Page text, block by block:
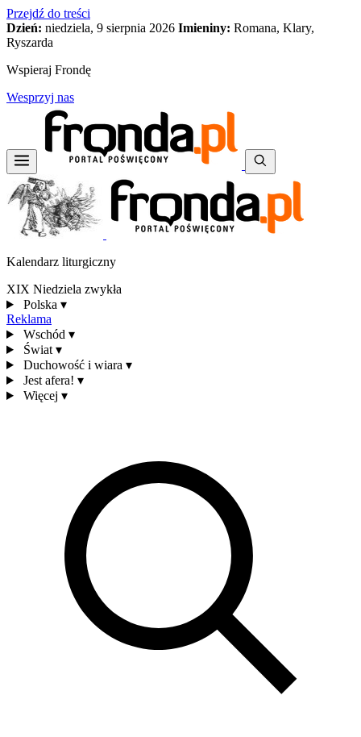
Przejdź do treści
Dzień: niedziela, 9 sierpnia 2026 Imieniny: Romana, Klary,
Ryszarda
Wspieraj Frondę
Wesprzyj nas
Kalendarz liturgiczny
XIX Niedziela zwykła
Polska ▾
Reklama
Wschód ▾
Świat ▾
Duchowość i wiara ▾
Jest afera! ▾
Więcej ▾